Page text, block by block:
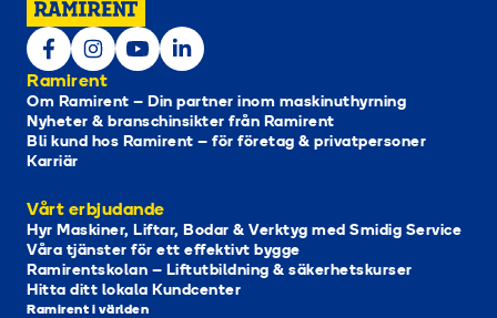
Ramirent
Om Ramirent – Din partner inom maskinuthyrning
Nyheter & branschinsikter från Ramirent
Bli kund hos Ramirent – för företag & privatpersoner
Karriär
Vårt erbjudande
Hyr Maskiner, Liftar, Bodar & Verktyg med Smidig Service
Våra tjänster för ett effektivt bygge
Ramirentskolan – Liftutbildning & säkerhetskurser
Hitta ditt lokala Kundcenter
Ramirent i världen